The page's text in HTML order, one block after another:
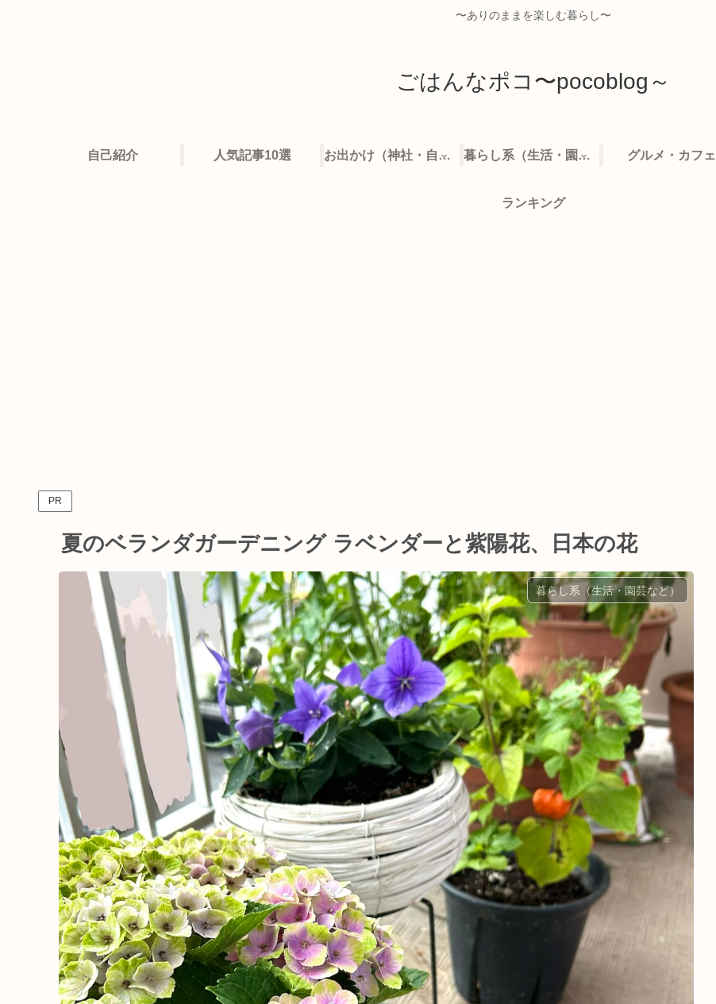
〜ありのままを楽しむ暮らし〜
ごはんなポコ〜pocoblog～
自己紹介 人気記事10選 お出かけ（神社・自然・旅） 暮らし系（生活・園芸など） グルメ・カフェ
ランキング
PR
夏のベランダガーデニング ラベンダーと紫陽花、日本の花
暮らし系（生活・園芸など）